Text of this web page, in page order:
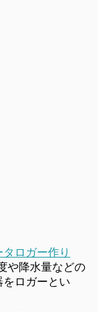
ロガー作り
や降水量などの
ロガーとい